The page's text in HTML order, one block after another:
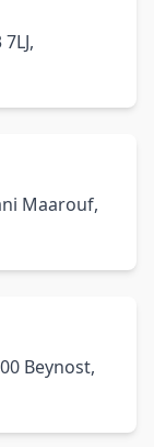
Maarouf,
Beynost,